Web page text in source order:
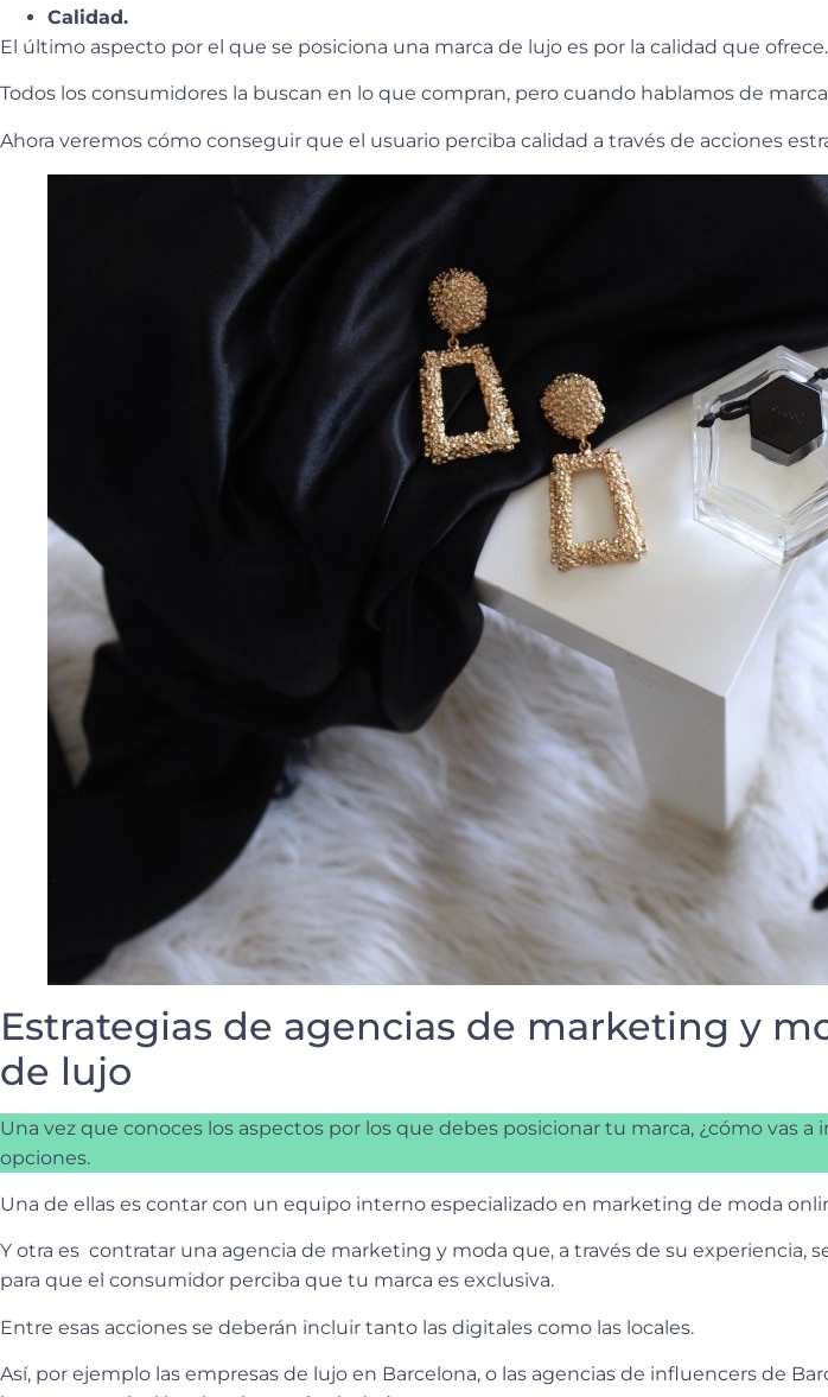
Calidad.
El último aspecto por el que se posiciona una marca de lujo es por la calidad que ofrece.
Todos los consumidores la buscan en lo que compran, pero cuando hablamos de
Ahora veremos cómo conseguir que el usuario perciba calidad a través de acciones
Estrategias de agencias de marketing y
de lujo
Una vez que conoces los aspectos por los que debes posicionar tu marca, ¿cómo vas
opciones.
Una de ellas es contar con un equipo interno especializado en marketing de moda
Y otra es contratar una agencia de marketing y moda que, a través de su experiencia,
para que el consumidor perciba que tu marca es exclusiva.
Entre esas acciones se deberán incluir tanto las digitales como las locales.
Así, por ejemplo las empresas de lujo en Barcelona, o las agencias de influencers de